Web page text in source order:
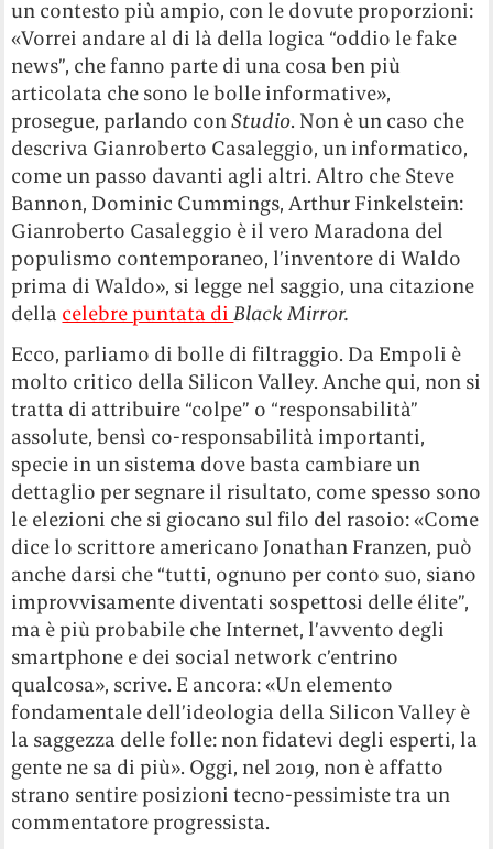
un contesto più ampio, con le dovute proporzioni:
«Vorrei andare al di là della logica “oddio le fake
news”, che fanno parte di una cosa ben più
articolata che sono le bolle informative»,
prosegue, parlando conStudio. Non è un caso che
descriva Gianroberto Casaleggio, un informatico,
come un passo davanti agli altri. Altro che Steve
Bannon, Dominic Cummings, Arthur Finkelstein:
Gianroberto Casaleggio è il vero Maradona del
populismo contemporaneo, l’inventore di Waldo
prima di Waldo», si legge nel saggio, una citazione
della celebre puntata diBlack Mirror.
Ecco, parliamo di bolle di filtraggio. Da Empoli è
molto critico della Silicon Valley. Anche qui, non si
tratta di attribuire “colpe” o “responsabilità”
assolute, bensì co-responsabilità importanti,
specie in un sistema dove basta cambiare un
dettaglio per segnare il risultato, come spesso sono
le elezioni che si giocano sul filo del rasoio: «Come
dice lo scrittore americano Jonathan Franzen, può
anche darsi che “tutti, ognuno per conto suo, siano
improvvisamente diventati sospettosi delle élite”,
ma è più probabile che Internet, l’avvento degli
smartphone e dei social network c’entrino
qualcosa», scrive. E ancora: «Un elemento
fondamentale dell’ideologia della Silicon Valley è
la saggezza delle folle: non fidatevi degli esperti, la
gente ne sa di più». Oggi, nel 2019, non è affatto
strano sentire posizioni tecno-pessimiste tra un
commentatore progressista.